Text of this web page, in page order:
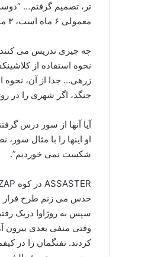
تر، تصمیم گرفتم…
معمولی ۶ ماه است، ۳ ماه ما را بردند تمرینات شتاب.
چه چیزی تدریس می
جنگد، اگر شهری را در
آیا آنها از سور درس
او اینها را با مثال
شکست نمی خوردیم”.
ASSASTER در کوه ZAP است
حدس می زنم طرح فرار
وقتی منفی بعدی بیرون